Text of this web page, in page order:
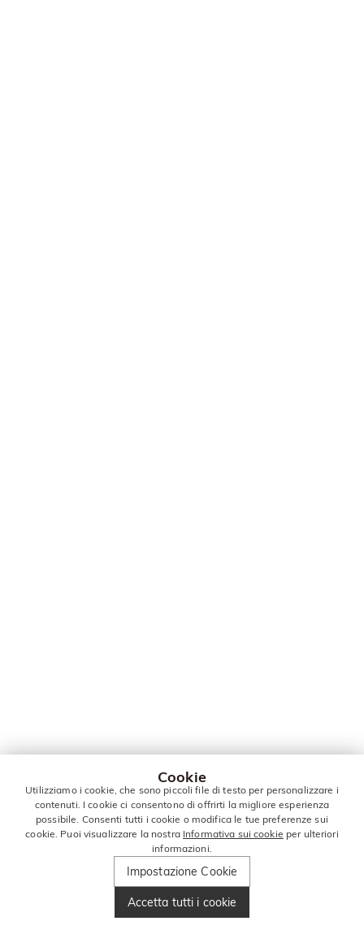
Cookie
Utilizziamo i cookie, che sono piccoli file di testo per personalizzare i
contenuti. I cookie ci consentono di offrirti la migliore esperienza
possibile. Consenti tutti i cookie o modifica le tue preferenze sui
cookie. Puoi visualizzare la nostra Informativa sui cookie per ulteriori
informazioni.
Impostazione Cookie
Accetta tutti i cookie